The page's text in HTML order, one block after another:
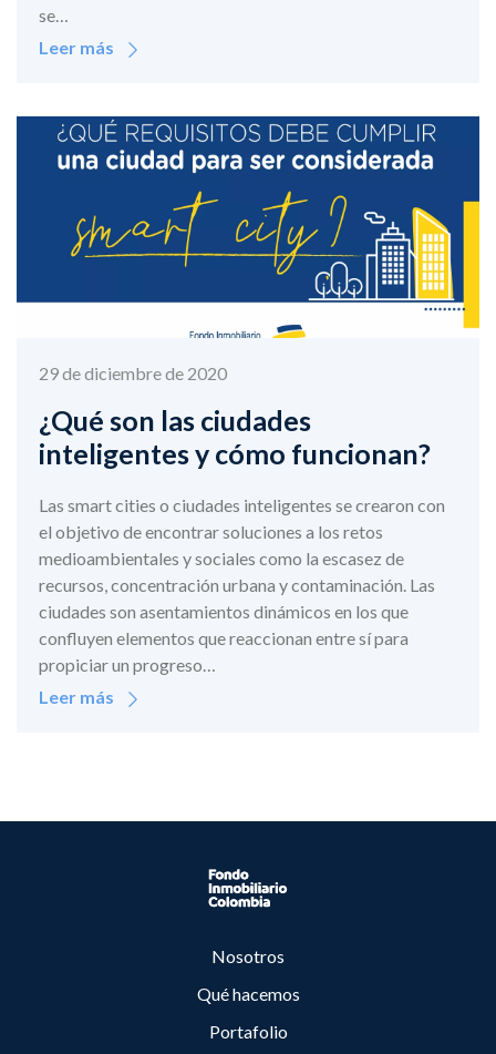
se…
Leer más
29 de diciembre de 2020
¿Qué son las ciudades
inteligentes y cómo funcionan?
Las smart cities o ciudades inteligentes se crearon con
el objetivo de encontrar soluciones a los retos
medioambientales y sociales como la escasez de
recursos, concentración urbana y contaminación. Las
ciudades son asentamientos dinámicos en los que
confluyen elementos que reaccionan entre sí para
propiciar un progreso…
Leer más
Nosotros
Qué hacemos
Portafolio